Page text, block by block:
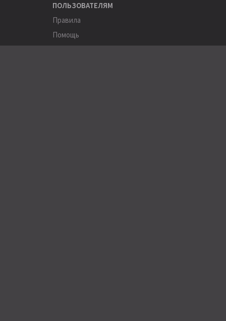
ПОЛЬЗОВАТЕЛЯМ
Правила
Помощь